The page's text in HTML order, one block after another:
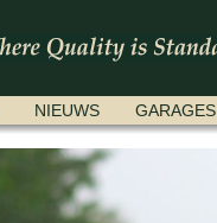
NIEUWS GARAGES